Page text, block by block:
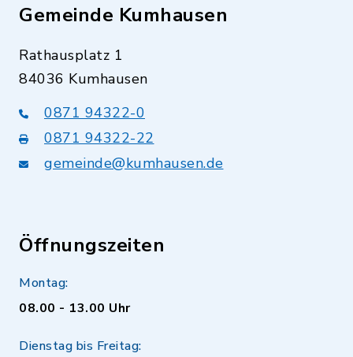
Gemeinde Kumhausen
Rathausplatz 1
84036 Kumhausen
0871 94322-0
0871 94322-22
gemeinde@kumhausen.de
Öffnungszeiten
Montag:
08.00 - 13.00 Uhr
Dienstag bis Freitag: